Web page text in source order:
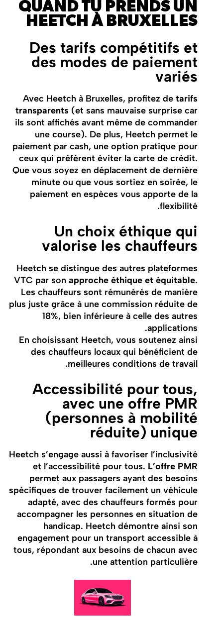
QUAND TU PRENDS UN
HEETCH À BRUXELLES
Des tarifs compétitifs et
des modes de paiement
variés
Avec Heetch à Bruxelles, profitez detarifs
transparents (et sans mauvaise surprise car
ils sont affichés avant même de commander
une course). De plus, Heetch permet le
paiement par cash, une option pratique pour
ceux qui préfèrent éviter la carte de crédit.
Que vous soyez en déplacement de dernière
minute ou que vous sortiez en soirée, le
paiement en espèces vous apporte de la
flexibilité.
Un choix éthique qui
valorise les chauffeurs
Heetch se distingue des autres plateformes
VTC par sonapproche éthique et équitable.
Les chauffeurs sont rémunérés de manière
plus juste grâce à une commission réduite de
18%, bien inférieure à celle des autres
applications.
En choisissant Heetch, vous soutenez ainsi
des chauffeurs locaux qui bénéficient de
meilleures conditions de travail.
Accessibilité pour tous,
avec une offre PMR
(personnes à mobilité
réduite) unique
Heetch s’engage aussi à favoriser l’inclusivité
et l’accessibilité pour tous. L’offre PMR
permet aux passagers ayant des besoins
spécifiques de trouver facilement un véhicule
adapté, avec des chauffeurs formés pour
accompagner les personnes en situation de
handicap. Heetch démontre ainsi son
engagement pour un transport accessible à
tous, répondant aux besoins de chacun avec
une attention particulière.